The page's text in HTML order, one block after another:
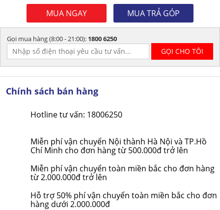
MUA NGAY MUA TRẢ GÓP
Gọi mua hàng (8:00 - 21:00): 1800 6250
Chính sách bán hàng
Hotline tư vấn: 18006250
Miễn phí vận chuyển Nội thành Hà Nội và TP.Hồ
Chí Minh cho đơn hàng từ 500.000đ trở lên
Miễn phí vận chuyển toàn miền bắc cho đơn hàng
từ 2.000.000đ trở lên
Hỗ trợ 50% phí vận chuyển toàn miền bắc cho đơn
hàng dưới 2.000.000đ